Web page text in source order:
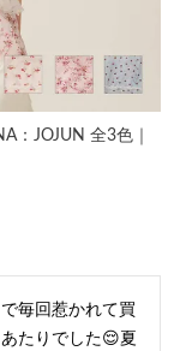
：JOJUN 全3色｜
毎回惹かれて買
たりでした😌夏